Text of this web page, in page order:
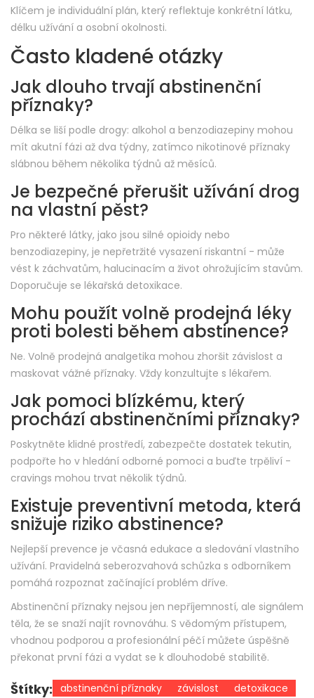
Klíčem je individuální plán, který reflektuje konkrétní látku,
délku užívání a osobní okolnosti.
Často kladené otázky
Jak dlouho trvají abstinenční
příznaky?
Délka se liší podle drogy: alkohol a benzodiazepiny mohou
mít akutní fázi až dva týdny, zatímco nikotinové příznaky
slábnou během několika týdnů až měsíců.
Je bezpečné přerušit užívání drog
na vlastní pěst?
Pro některé látky, jako jsou silné opioidy nebo
benzodiazepiny, je nepřetržité vysazení riskantní - může
vést k záchvatům, halucinacím a život ohrožujícím stavům.
Doporučuje se lékařská detoxikace.
Mohu použít volně prodejná léky
proti bolesti během abstinence?
Ne. Volně prodejná analgetika mohou zhoršit závislost a
maskovat vážné příznaky. Vždy konzultujte s lékařem.
Jak pomoci blízkému, který
prochází abstinenčními příznaky?
Poskytněte klidné prostředí, zabezpečte dostatek tekutin,
podpořte ho v hledání odborné pomoci a buďte trpěliví -
cravings mohou trvat několik týdnů.
Existuje preventivní metoda, která
snižuje riziko abstinence?
Nejlepší prevence je včasná edukace a sledování vlastního
užívání. Pravidelná seberozvahová schůzka s odborníkem
pomáhá rozpoznat začínající problém dříve.
Abstinenční příznaky nejsou jen nepříjemností, ale signálem
těla, že se snaží najít rovnováhu. S vědomým přístupem,
vhodnou podporou a profesionální péčí můžete úspěšně
překonat první fázi a vydat se k dlouhodobé stabilitě.
Štítky: abstinenční příznaky závislost detoxikace